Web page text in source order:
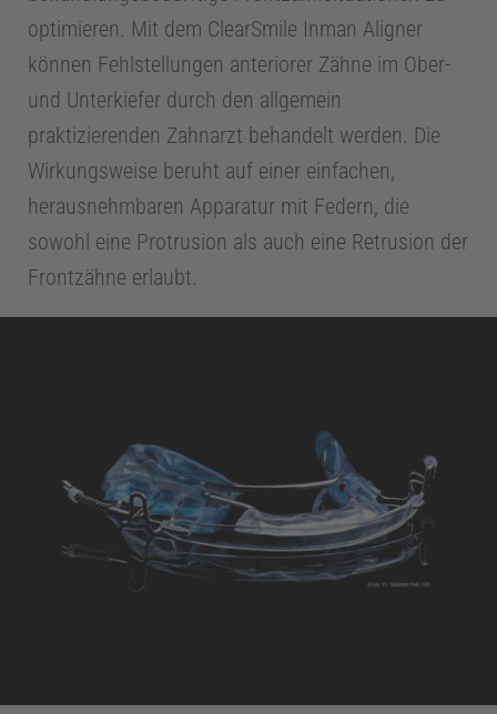
optimieren. Mit dem ClearSmile Inman Aligner
können Fehlstellungen anteriorer Zähne im Ober-
und Unterkiefer durch den allgemein
praktizierenden Zahnarzt behandelt werden. Die
Wirkungsweise beruht auf einer einfachen,
herausnehmbaren Apparatur mit Federn, die
sowohl eine Protrusion als auch eine Retrusion der
Frontzähne erlaubt.